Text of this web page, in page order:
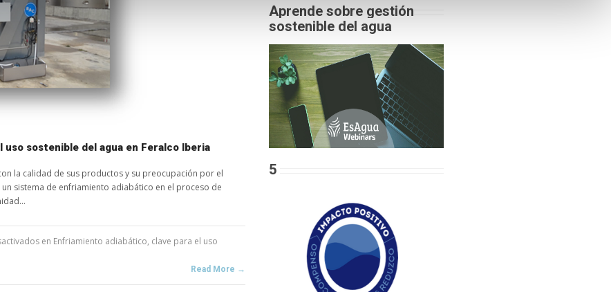
sostenible del agua en Feralco Iberia
la calidad de sus productos y su preocupación por el
sistema de enfriamiento adiabático en el proceso de
en Enfriamiento adiabático, clave para el uso
Read More →
Aprende sobre gestión
sostenible del agua
5